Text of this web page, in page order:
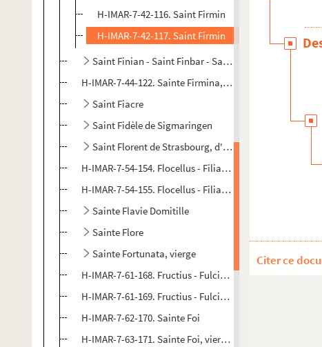
H-IMAR-7-42-116. Saint Firmin
H-IMAR-7-42-117. Saint Firmin
Saint Finian - Saint Finbar - Saint Firmilianus
H-IMAR-7-44-122. Sainte Firmina, vierge martyre
Saint Fiacre
Saint Fidèle de Sigmaringen
Saint Florent de Strasbourg, d'Anjou
H-IMAR-7-54-154. Flocellus - Filiaster
H-IMAR-7-54-155. Flocellus - Filiaster
Sainte Flavie Domitille
Sainte Flore
Sainte Fortunata, vierge
H-IMAR-7-61-168. Fructius - Fulciabus
H-IMAR-7-61-169. Fructius - Fulciabus
H-IMAR-7-62-170. Sainte Foi
H-IMAR-7-63-171. Sainte Foi, vierge et martyre
Citer ce